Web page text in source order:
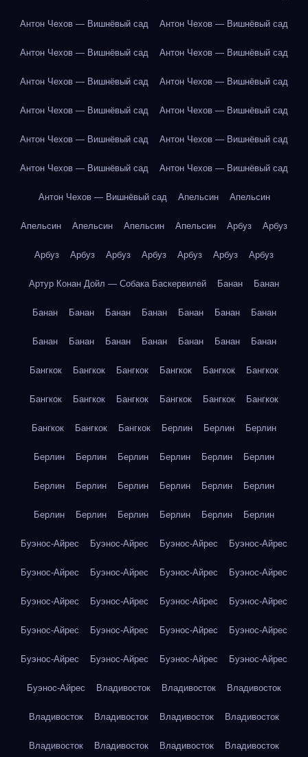
Антон Чехов — Вишнёвый сад Антон Чехов — Вишнёвый сад
Антон Чехов — Вишнёвый сад Антон Чехов — Вишнёвый сад
Антон Чехов — Вишнёвый сад Антон Чехов — Вишнёвый сад
Антон Чехов — Вишнёвый сад Антон Чехов — Вишнёвый сад
Антон Чехов — Вишнёвый сад Антон Чехов — Вишнёвый сад
Антон Чехов — Вишнёвый сад Антон Чехов — Вишнёвый сад
Антон Чехов — Вишнёвый сад Апельсин Апельсин
Апельсин Апельсин Апельсин Апельсин Арбуз Арбуз
Арбуз Арбуз Арбуз Арбуз Арбуз Арбуз Арбуз
Артур Конан Дойл — Собака Баскервилей Банан Банан
Банан Банан Банан Банан Банан Банан Банан
Банан Банан Банан Банан Банан Банан Банан
Бангкок Бангкок Бангкок Бангкок Бангкок Бангкок
Бангкок Бангкок Бангкок Бангкок Бангкок Бангкок
Бангкок Бангкок Бангкок Берлин Берлин Берлин
Берлин Берлин Берлин Берлин Берлин Берлин
Берлин Берлин Берлин Берлин Берлин Берлин
Берлин Берлин Берлин Берлин Берлин Берлин
Буэнос-Айрес Буэнос-Айрес Буэнос-Айрес Буэнос-Айрес
Буэнос-Айрес Буэнос-Айрес Буэнос-Айрес Буэнос-Айрес
Буэнос-Айрес Буэнос-Айрес Буэнос-Айрес Буэнос-Айрес
Буэнос-Айрес Буэнос-Айрес Буэнос-Айрес Буэнос-Айрес
Буэнос-Айрес Буэнос-Айрес Буэнос-Айрес Буэнос-Айрес
Буэнос-Айрес Владивосток Владивосток Владивосток
Владивосток Владивосток Владивосток Владивосток
Владивосток Владивосток Владивосток Владивосток